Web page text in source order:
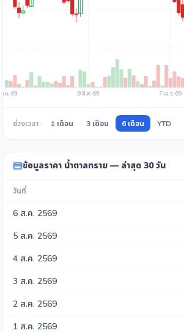
ช่วงเวลา : 1 เดือน 3 เดือน 6 เดือน YTD
ข้อมูลราคา น้ำตาลทราย — ล่าสุด 30 วัน
วันที่
6 ส.ค. 2569
5 ส.ค. 2569
4 ส.ค. 2569
3 ส.ค. 2569
2 ส.ค. 2569
1 ส.ค. 2569